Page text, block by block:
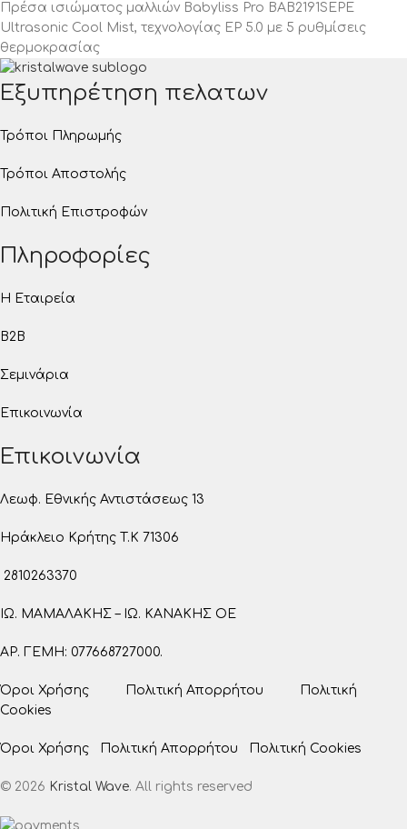
Πρέσα ισιώματος μαλλιών Babyliss Pro BAB2191SEPE
Ultrasonic Cool Mist, τεχνολογίας EP 5.0 με 5 ρυθμίσεις
θερμοκρασίας
Εξυπηρέτηση πελατων
Τρόποι Πληρωμής
Τρόποι Αποστολής
Πολιτική Επιστροφών
Πληροφορίες
Η Εταιρεία
B2B
Σεμινάρια
Επικοινωνία
Επικοινωνία
Λεωφ. Εθνικής Αντιστάσεως 13
Ηράκλειο Κρήτης T.K 71306
2810263370
ΙΩ. ΜΑΜΑΛΑΚΗΣ – ΙΩ. ΚΑΝΑΚΗΣ ΟΕ
ΑΡ. ΓΕΜΗ: 077668727000.
Όροι Χρήσης Πολιτική Απορρήτου Πολιτική
Cookies
Όροι Χρήσης Πολιτική Απορρήτου Πολιτική Cookies
© 2026 Kristal Wave. All rights reserved